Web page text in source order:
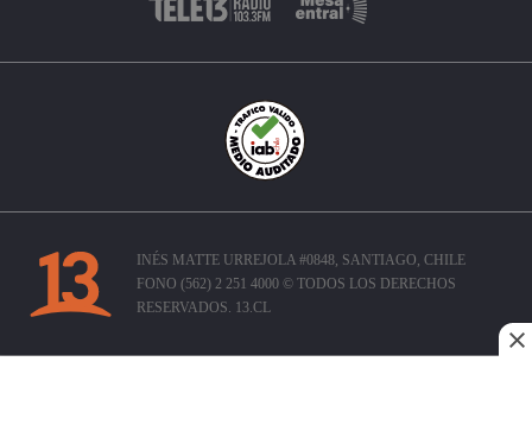
INÉS MATTE URREJOLA #0848, SANTIAGO, CHILE
FONO (562) 2 251 4000 © TODOS LOS DERECHOS
RESERVADOS. 13.CL